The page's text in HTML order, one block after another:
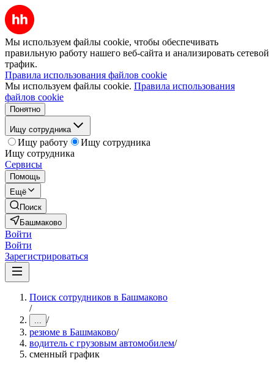
Мы используем файлы cookie, чтобы обеспечивать
правильную работу нашего веб-сайта и анализировать сетевой
трафик.
Правила использования файлов cookie
Мы используем файлы cookie. Правила использования
файлов cookie
Понятно
Ищу сотрудника
Ищу работу
Ищу сотрудника
Ищу сотрудника
Сервисы
Помощь
Ещё
Поиск
Башмаково
Войти
Войти
Зарегистрироваться
Поиск сотрудников в Башмаково
/
... /
резюме в Башмаково/
водитель с грузовым автомобилем/
сменный график